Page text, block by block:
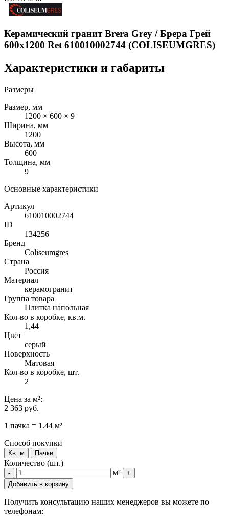
Керамический гранит Brera Grey / Брера Грей
600x1200 Ret 610010002744 (COLISEUMGRES)
Характеристики и габариты
Размеры
Размер, мм
1200 × 600 × 9
Ширина, мм
1200
Высота, мм
600
Толщина, мм
9
Основные характеристики
Артикул
610010002744
ID
134256
Бренд
Coliseumgres
Страна
Россия
Материал
керамогранит
Группа товара
Плитка напольная
Кол-во в коробке, кв.м.
1,44
Цвет
серый
Поверхность
Матовая
Кол-во в коробке, шт.
2
Цена за м²:
2 363 руб.
1 пачка = 1.44 м²
Способ покупки
Кв. м Пачки
Количество (шт.)
- м²
+
Добавить в корзину
Получить консультацию наших менеджеров вы можете по
телефонам: